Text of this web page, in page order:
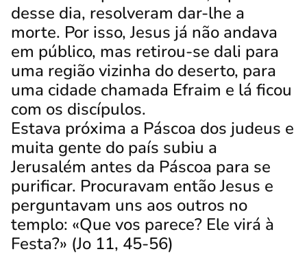
desse dia, resolveram dar-lhe a
morte. Por isso, Jesus já não andava
em público, mas retirou-se dali para
uma região vizinha do deserto, para
uma cidade chamada Efraim e lá ficou
com os discípulos.
Estava próxima a Páscoa dos judeus e
muita gente do país subiu a
Jerusalém antes da Páscoa para se
purificar. Procuravam então Jesus e
perguntavam uns aos outros no
templo: «Que vos parece? Ele virá à
Festa?» (Jo 11, 45-56)